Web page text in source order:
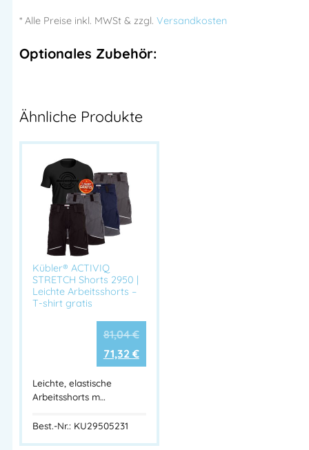
Mehr Information E-Mail: info@bannenberg.at
* Alle Preise inkl. MWSt & zzgl. Versandkosten
Optionales Zubehör:
Ähnliche Produkte
Kübler® ACTIVIQ
STRETCH Shorts 2950 |
Leichte Arbeitsshorts –
T-shirt gratis
81,04€
71,32 €
Leichte, elastische
Arbeitsshorts m…
Best.-Nr.: KU29505231